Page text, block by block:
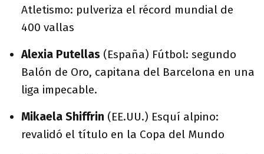
Atletismo: pulveriza el récord mundial de
400 vallas
Alexia Putellas (España) Fútbol: segundo
Balón de Oro, capitana del Barcelona en una
liga impecable.
Mikaela Shiffrin (EE.UU.) Esquí alpino:
revalidó el título en la Copa del Mundo